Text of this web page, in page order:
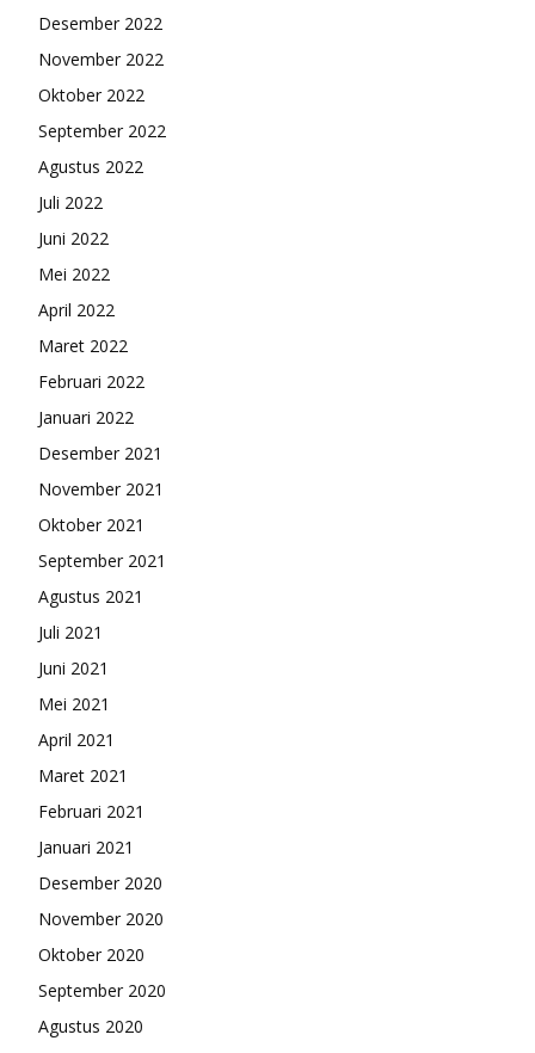
Desember 2022
November 2022
Oktober 2022
September 2022
Agustus 2022
Juli 2022
Juni 2022
Mei 2022
April 2022
Maret 2022
Februari 2022
Januari 2022
Desember 2021
November 2021
Oktober 2021
September 2021
Agustus 2021
Juli 2021
Juni 2021
Mei 2021
April 2021
Maret 2021
Februari 2021
Januari 2021
Desember 2020
November 2020
Oktober 2020
September 2020
Agustus 2020